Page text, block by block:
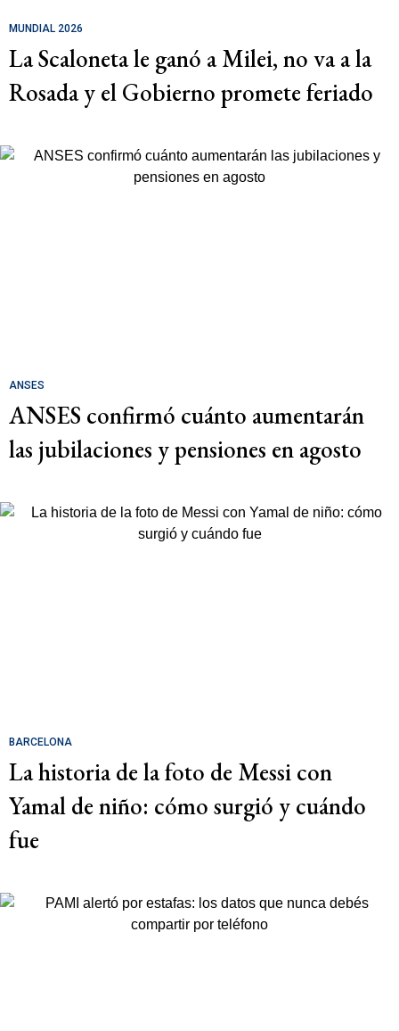
MUNDIAL 2026
La Scaloneta le ganó a Milei, no va a la
Rosada y el Gobierno promete feriado
ANSES
ANSES confirmó cuánto aumentarán
las jubilaciones y pensiones en agosto
BARCELONA
La historia de la foto de Messi con
Yamal de niño: cómo surgió y cuándo
fue